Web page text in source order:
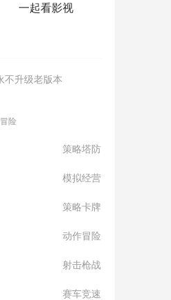
一起看影视
不升级老版本
险
策略塔防
模拟经营
策略卡牌
动作冒险
射击枪战
赛车竞速